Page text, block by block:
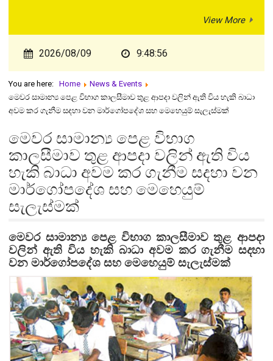
View More
2026/08/09 9:48:56
You are here: Home
News & Events
මෙවර සාමාන්‍ය පෙළ විභාග කාලසීමාව තුළ ආපදා වලින් ඇති විය හැකි බාධා
අවම කර ගැනීම සදහා වන මාර්ගෝපදේශ සහ මෙහෙයුම් සැලැස්මක්
මෙවර සාමාන්‍ය පෙළ විභාග
කාලසීමාව තුළ ආපදා වලින් ඇති විය
හැකි බාධා අවම කර ගැනීම සදහා වන
මාර්ගෝපදේශ සහ මෙහෙයුම්
සැලැස්මක්
මෙවර සාමාන්‍ය පෙළ විභාග කාලසීමාව තුළ ආපදා
වලින් ඇති විය හැකි බාධා අවම කර ගැනීම සදහා
වන මාර්ගෝපදේශ සහ මෙහෙයුම් සැලැස්මක්